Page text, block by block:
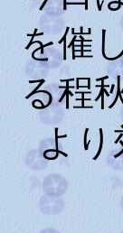
を催
る程
より